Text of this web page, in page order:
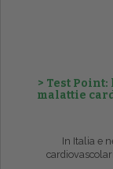
> Test
malattie
In Italia e